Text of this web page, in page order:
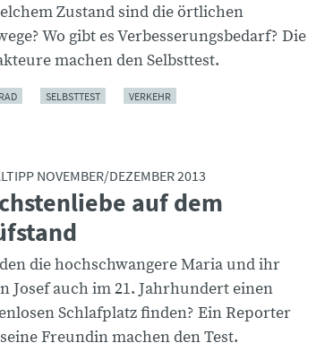
Zustand sind die örtlichen
Wo gibt es Verbesserungsbedarf? Die
machen den Selbsttest.
SELBSTTEST VERKEHR
NOVEMBER/DEZEMBER 2013
auf dem
die hochschwangere Maria und ihr
Josef auch im 21. Jahrhundert einen
Schlafplatz finden? Ein Reporter
Freundin machen den Test.